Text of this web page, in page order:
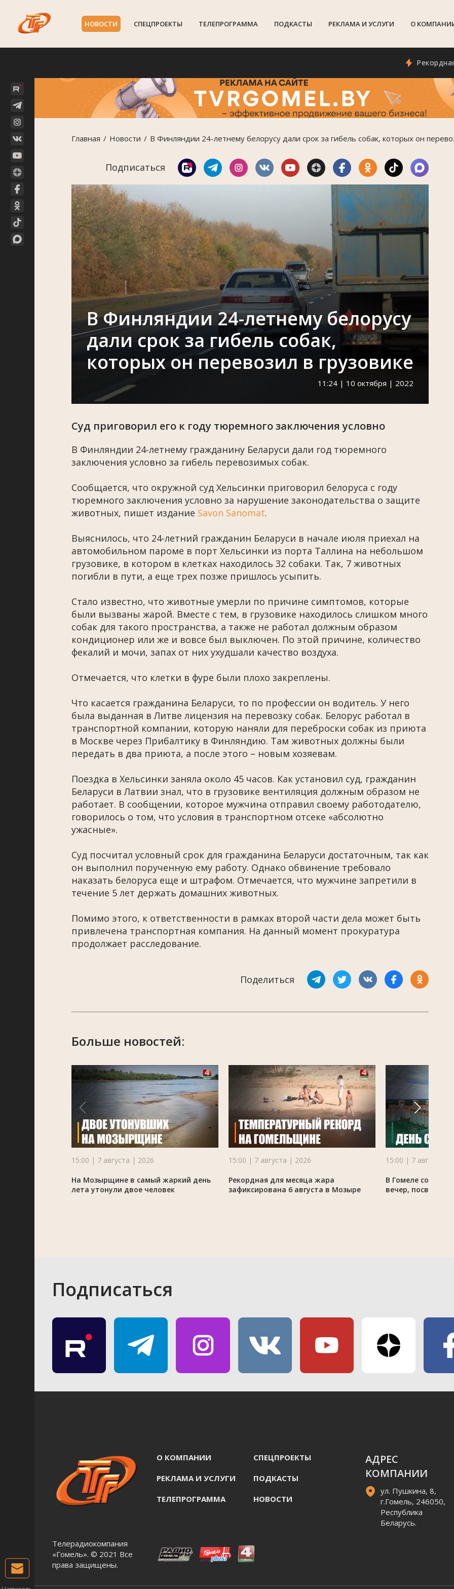
НОВОСТИ СПЕЦПРОЕКТЫ ТЕЛЕПРОГРАММА ПОДКАСТЫ РЕКЛАМА И УСЛУГИ О
Рекордная для
Главная Новости В Финляндии 24-летнему белорусу дали срок за гибель собак, которых он
Подписаться
В Финляндии 24-летнему белорусу
дали срок за гибель собак,
которых он перевозил в грузовике
11:24 | 10 октября | 2022
Суд приговорил его к году тюремного заключения условно
В Финляндии 24-летнему гражданину Беларуси дали год тюремного
заключения условно за гибель перевозимых собак.
Сообщается, что окружной суд Хельсинки приговорил белоруса с году
тюремного заключения условно за нарушение законодательства о защите
животных, пишет издание Savon Sanomat.
Выяснилось, что 24-летний гражданин Беларуси в начале июля приехал на
автомобильном пароме в порт Хельсинки из порта Таллина на небольшом
грузовике, в котором в клетках находилось 32 собаки. Так, 7 животных
погибли в пути, а еще трех позже пришлось усыпить.
Стало известно, что животные умерли по причине симптомов, которые
были вызваны жарой. Вместе с тем, в грузовике находилось слишком много
собак для такого пространства, а также не работал должным образом
кондиционер или же и вовсе был выключен. По этой причине, количество
фекалий и мочи, запах от них ухудшали качество воздуха.
Отмечается, что клетки в фуре были плохо закреплены.
Что касается гражданина Беларуси, то по профессии он водитель. У него
была выданная в Литве лицензия на перевозку собак. Белорус работал в
транспортной компании, которую наняли для переброски собак из приюта
в Москве через Прибалтику в Финляндию. Там животных должны были
передать в два приюта, а после этого – новым хозяевам.
Поездка в Хельсинки заняла около 45 часов. Как установил суд, гражданин
Беларуси в Латвии знал, что в грузовике вентиляция должным образом не
работает. В сообщении, которое мужчина отправил своему работодателю,
говорилось о том, что условия в транспортном отсеке «абсолютно
ужасные».
Суд посчитал условный срок для гражданина Беларуси достаточным, так как
он выполнил порученную ему работу. Однако обвинение требовало
наказать белоруса еще и штрафом. Отмечается, что мужчине запретили в
течение 5 лет держать домашних животных.
Помимо этого, к ответственности в рамках второй части дела может быть
привлечена транспортная компания. На данный момент прокуратура
продолжает расследование.
Поделиться
Больше новостей:
15:00 | 7 августа | 2026
На Мозырщине в самый жаркий день
лета утонули двое человек
15:00 | 7 августа | 2026
Рекордная для месяца жара
зафиксирована 6 августа в Мозыре
15:00 | 7 августа |
В Гомеле
вечер,
Подписаться
Телерадиокомпания
«Гомель». © 2021 Все
права защищены.
О КОМПАНИИ СПЕЦПРОЕКТЫ
РЕКЛАМА И УСЛУГИ ПОДКАСТЫ
ТЕЛЕПРОГРАММА НОВОСТИ
АДРЕС
КОМПАНИИ
ул. Пушкина, 8,
г.Гомель, 246050,
Республика
Беларусь.